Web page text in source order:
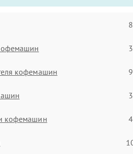
кофемашин
кофемашин